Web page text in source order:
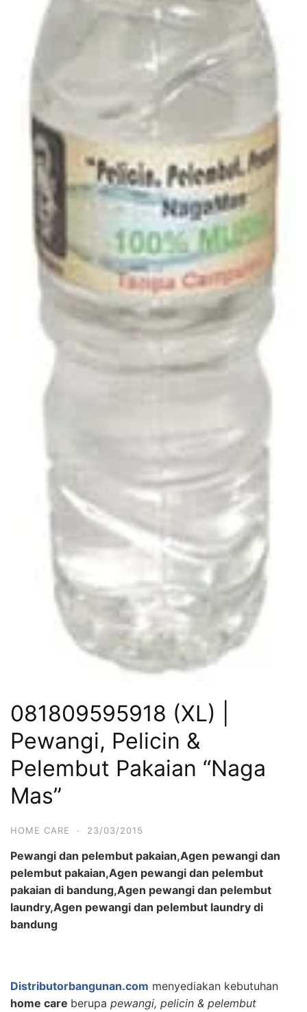
081809595918 (XL) |
Pewangi, Pelicin &
Pelembut Pakaian “Naga
Mas”
HOME CARE · 23/03/2015
Pewangi dan pelembut pakaian,Agen pewangi dan
pelembut pakaian,Agen pewangi dan pelembut
pakaian di bandung,Agen pewangi dan pelembut
laundry,Agen pewangi dan pelembut laundry di
bandung
Distributorbangunan.com menyediakan kebutuhan
home care berupa pewangi, pelicin & pelembut